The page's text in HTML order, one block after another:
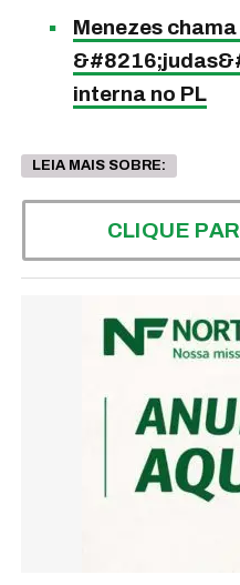
Menezes
interna no PL
LEIA MAIS SOBRE:
CLIQUE